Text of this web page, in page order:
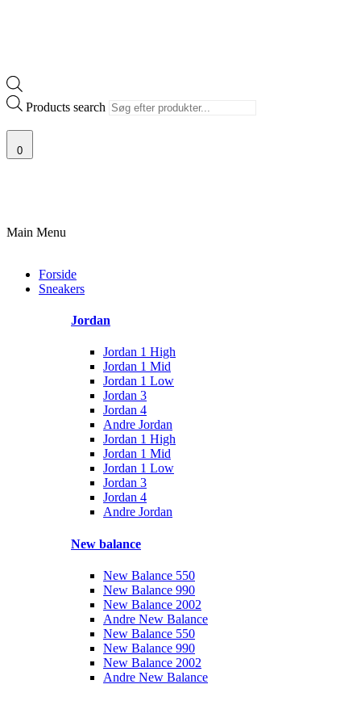
Products search
0
Main Menu
Forside
Sneakers
Jordan
Jordan 1 High
Jordan 1 Mid
Jordan 1 Low
Jordan 3
Jordan 4
Andre Jordan
Jordan 1 High
Jordan 1 Mid
Jordan 1 Low
Jordan 3
Jordan 4
Andre Jordan
New balance
New Balance 550
New Balance 990
New Balance 2002
Andre New Balance
New Balance 550
New Balance 990
New Balance 2002
Andre New Balance